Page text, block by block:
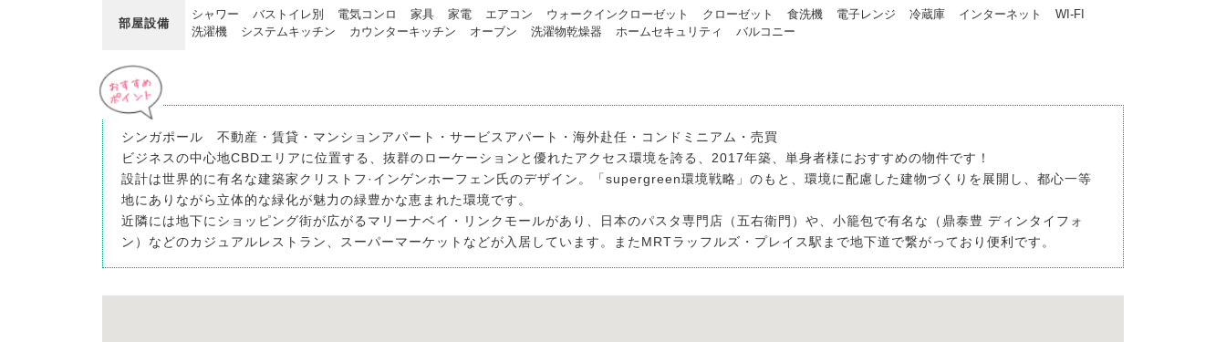
部屋設備
シャワー バストイレ別 電気コンロ 家具 家電 エアコン ウォークインクローゼット クローゼット 食洗機 電子レンジ 冷蔵庫 インターネット
WI-FI
洗濯機
システムキッチン カウンターキッチン オーブン 洗濯物乾燥器 ホームセキュリティ バルコニー
シンガポール 不動産・賃貸・マンションアパート・サービスアパート・海外赴任・コンドミニアム・売買
ビジネスの中心地CBDエリアに位置する、抜群のローケーションと優れたアクセス環境を誇る、2017年築、単身者様におすすめの物件です！
設計は世界的に有名な建築家クリストフ·インゲンホーフェン氏のデザイン。「supergreen環境戦略」のもと、環境に配慮した建物づくりを展開し、都心一等
地にありながら立体的な緑化が魅力の緑豊かな恵まれた環境です。
近隣には地下にショッピング街が広がるマリーナベイ・リンクモールがあり、日本のパスタ専門店（五右衛門）や、小籠包で有名な（鼎泰豊 ディンタイフォ
ン）などのカジュアルレストラン、スーパーマーケットなどが入居しています。またMRTラッフルズ・プレイス駅まで地下道で繋がっており便利です。